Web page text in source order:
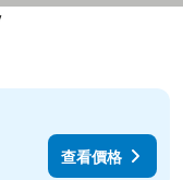
查看價格